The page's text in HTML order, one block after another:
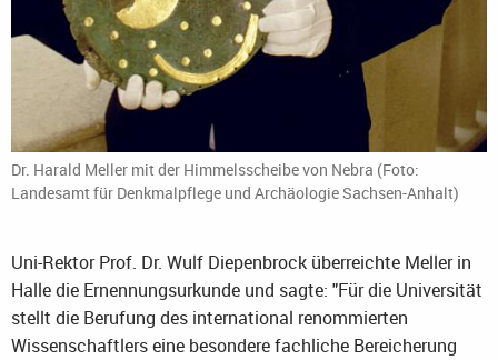
Dr. Harald Meller mit der Himmelsscheibe von Nebra (Foto:
Landesamt für Denkmalpflege und Archäologie Sachsen-Anhalt)
Uni-Rektor Prof. Dr. Wulf Diepenbrock überreichte Meller in
Halle die Ernennungsurkunde und sagte: "Für die Universität
stellt die Berufung des international renommierten
Wissenschaftlers eine besondere fachliche Bereicherung